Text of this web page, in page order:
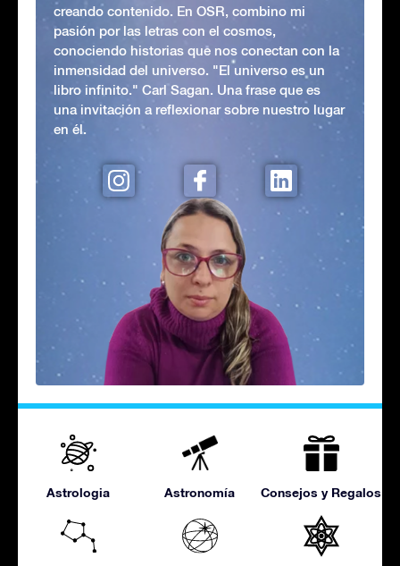
creando contenido. En OSR, combino mi
pasión por las letras con el cosmos,
conociendo historias que nos conectan con la
inmensidad del universo. "El universo es un
libro infinito." Carl Sagan. Una frase que es
una invitación a reflexionar sobre nuestro lugar
en él.
Astrologia Astronomía Consejos y Regalos